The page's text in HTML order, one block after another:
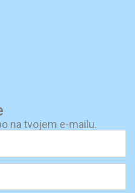
na tvojem e-mailu.